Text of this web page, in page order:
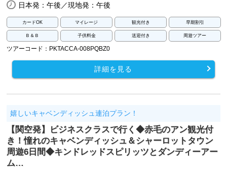
日本発：午後／現地発：午後
カードOK マイレージ 観光付き 早期割引
Ｂ＆Ｂ 子供料金 送迎付き 周遊ツアー
ツアーコード：PKTACCA-008PQBZ0
詳細を見る
嬉しいキャベンディッシュ連泊プラン！
【関空発】ビジネスクラスで行く◆赤毛のアン観光付
き！憧れのキャベンディッシュ＆シャーロットタウン
周遊6日間◆キンドレッドスピリッツとダンディーアー
ム…